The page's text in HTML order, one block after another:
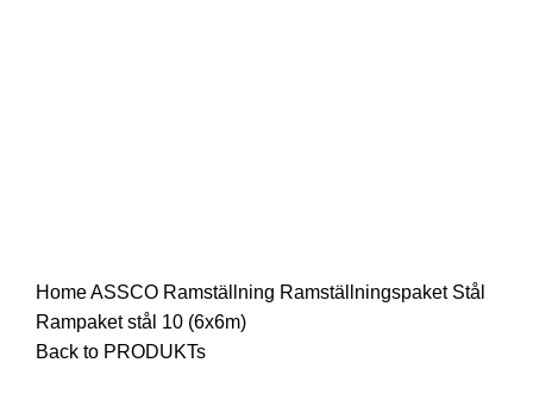
HomeASSCO Ramställning Ramställningspaket Stål
Rampaket stål 10 (6x6m)
Back to PRODUKTs